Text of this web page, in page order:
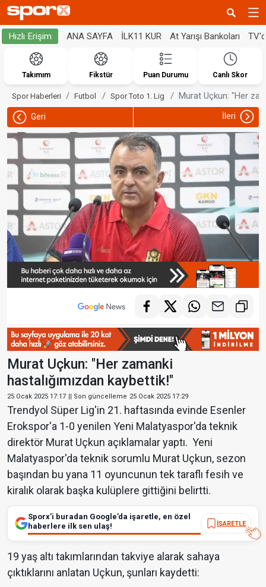
Hızlı Erişim ANA SAYFA İLK11 KUR At Yarışı Bankoları
Takımım Fikstür Puan Durumu Canlı Skor
Spor Haberleri Futbol Spor Toto 1. Lig Murat Uçkun: "Her
Geri İleri
Murat Uçkun: "Her zamanki
hastalığımızdan kaybettik!"
25 Ocak 2025 17:17 || Son güncelleme 25 Ocak 2025 17:29
Trendyol Süper Lig'in 21. haftasında evinde Esenler
Erokspor'a 1-0 yenilen Yeni Malatyaspor'da teknik
direktör Murat Uçkun açıklamalar yaptı. Yeni
Malatyaspor'da teknik sorumlu Murat Uçkun, sezon
başından bu yana 11 oyuncunun tek taraflı fesih ve
kiralık olarak başka kulüplere gittiğini belirtti.
Sporx’i buradan Google’da işaretle, en özel
haberlere ilk sen ulaş!
İŞARETLE
19 yaş altı takımlarından takviye alarak sahaya
çıktıklarını anlatan Uçkun, şunları kaydetti: